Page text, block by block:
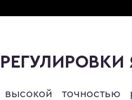
точностью